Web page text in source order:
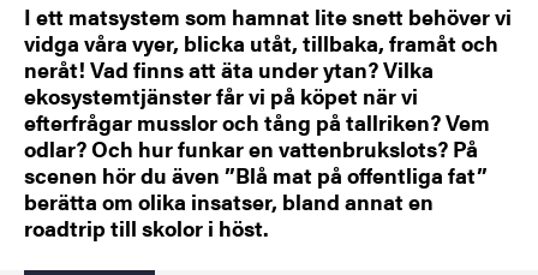
I ett matsystem som hamnat lite snett behöver vi
vidga våra vyer, blicka utåt, tillbaka, framåt och
neråt! Vad finns att äta under ytan? Vilka
ekosystemtjänster får vi på köpet när vi
efterfrågar musslor och tång på tallriken? Vem
odlar? Och hur funkar en vattenbrukslots? På
scenen hör du även ”Blå mat på offentliga fat”
berätta om olika insatser, bland annat en
roadtrip till skolor i höst.